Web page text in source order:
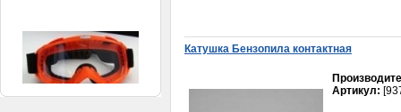
Очки мотокросс COBRA 16
красные
1 300руб.
Катушка Бензопила контактная
Артикул: